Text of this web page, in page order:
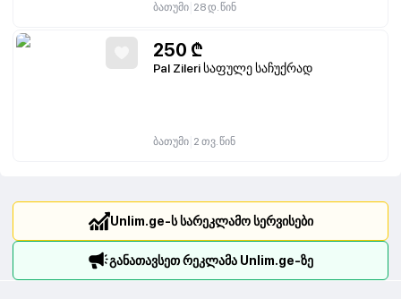
ბათუმი 28 დ. წინ
250 ₾
Pal Zileri საფულე საჩუქრად
ბათუმი 2 თვ. წინ
Unlim.ge-ს სარეკლამო სერვისები
განათავსეთ რეკლამა Unlim.ge-ზე